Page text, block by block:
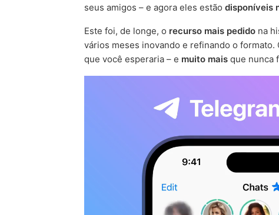
seus amigos – e agora eles estão disponíveis
Este foi, de longe, o recurso mais pedido na
vários meses inovando e refinando o
que você esperaria – e muito mais que nunca